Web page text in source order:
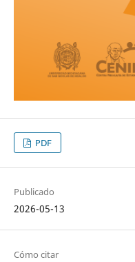
PDF
Publicado
2026-05-13
Cómo citar